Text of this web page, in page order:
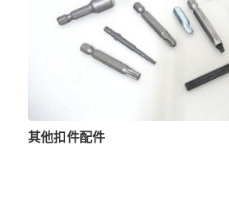
其他扣件配件